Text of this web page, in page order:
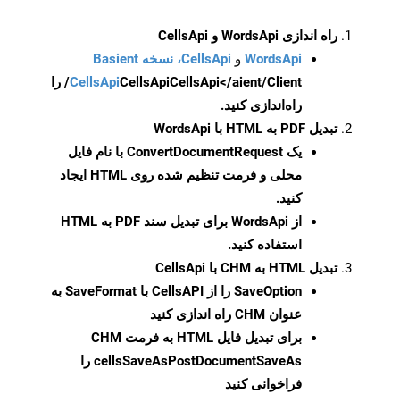
راه اندازی WordsApi و CellsApi
WordsApi و CellsApi، نسخه Basient
CellsApiCellsApi
CellsApi</aient/Client/ را
راه‌اندازی کنید.
تبدیل PDF به HTML با WordsApi
یک ConvertDocumentRequest با نام فایل
محلی و فرمت تنظیم شده روی HTML ایجاد
کنید.
از WordsApi برای تبدیل سند PDF به HTML
استفاده کنید.
تبدیل HTML به CHM با CellsApi
SaveOption
را از CellsAPI با SaveFormat به
عنوان CHM راه اندازی کنید
برای تبدیل فایل HTML به فرمت
CHM
cellsSaveAsPostDocumentSaveAs را
فراخوانی کنید